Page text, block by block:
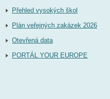
Přehled vysokých škol
Plán veřejných zakázek 2026
Otevřená data
PORTÁL YOUR EUROPE